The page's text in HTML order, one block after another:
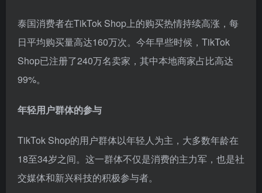
泰国消费者在TikTok Shop上的购买热情持续高涨，每
日平均购买量高达160万次。今年早些时候，TikTok
Shop已注册了240万名卖家，其中本地商家占比高达
99%。
年轻用户群体的参与
TikTok Shop的用户群体以年轻人为主，大多数年龄在
18至34岁之间。这一群体不仅是消费的主力军，也是社
交媒体和新兴科技的积极参与者。